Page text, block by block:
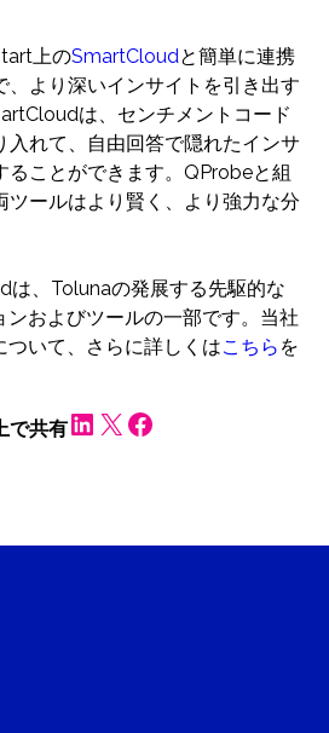
上のSmartCloudと簡単に連携
、より深いインサイトを引き出す
は、センチメントコード
入れて、自由回答で隠れたインサ
ることができます。QProbeと組
ツールはより賢く、より強力な分
、Tolunaの発展する先駆的な
およびツールの一部です。当社
いて、さらに詳しくはこちら を
で共有LinkedIn
X Facebook